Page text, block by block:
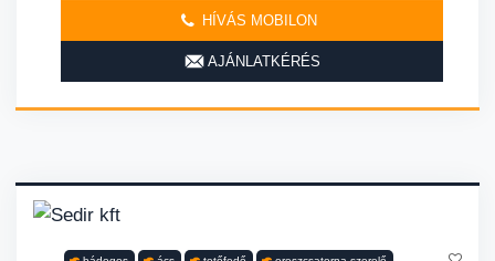
HÍVÁS MOBILON
AJÁNLATKÉRÉS